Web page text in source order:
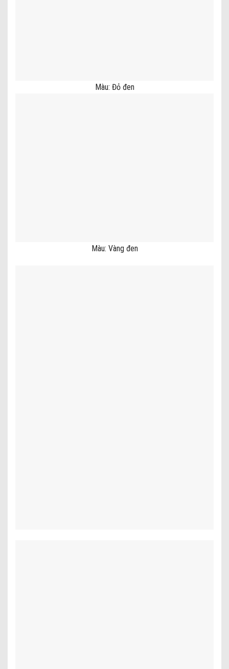
Màu: Đỏ đen
Màu: Vàng đen